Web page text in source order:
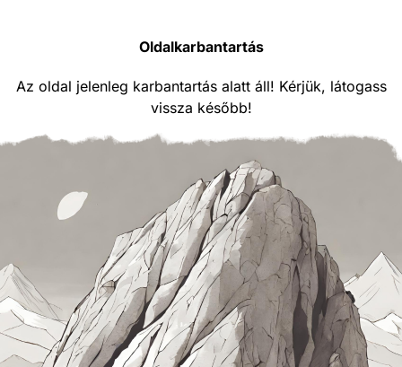
Oldalkarbantartás
Az oldal jelenleg karbantartás alatt áll! Kérjük, látogass
vissza később!